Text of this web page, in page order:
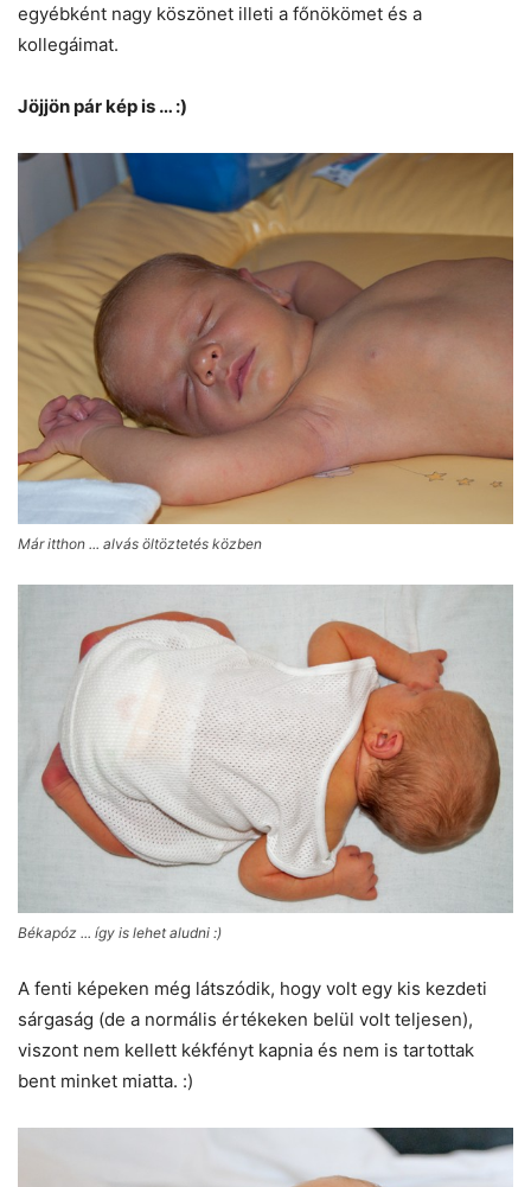
egyébként nagy köszönet illeti a főnökömet és a
kollegáimat.
Jöjjön pár kép is … :)
Már itthon ... alvás öltöztetés közben
Békapóz ... így is lehet aludni :)
A fenti képeken még látszódik, hogy volt egy kis kezdeti
sárgaság (de a normális értékeken belül volt teljesen),
viszont nem kellett kékfényt kapnia és nem is tartottak
bent minket miatta. :)